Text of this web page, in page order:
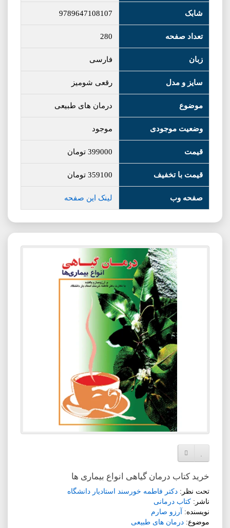
شابک 9789647108107
تعداد صفحه 280
زبان فارسی
سایز و مدل رقعی شومیز
موضوع درمان های طبیعی
وضعیت موجودی موجود
قیمت 399000 تومان
قیمت با تخفیف 359100 تومان
صفحه وب لینک این صفحه
افزودن به لیست دلخواه
خرید کتاب درمان گیاهی انواع بیماری ها
تحت نظر: دکتر فاطمه خورسند استادیار دانشگاه
ناشر: کتاب درمانی
نویسنده:
آرزو صارم
موضوع: درمان های طبیعی